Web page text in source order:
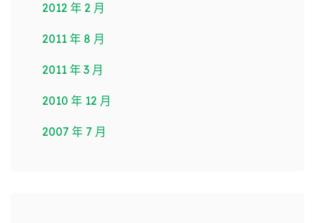
2012 年 2 月
2011 年 8 月
2011 年 3 月
2010 年 12 月
2007 年 7 月